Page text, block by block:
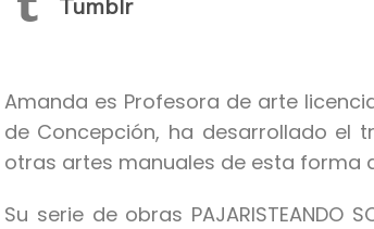
Tumblr
Amanda es Profesora de arte
de Concepción, ha desarrollado el
otras artes manuales de esta forma
Su serie de obras PAJARISTEANDO